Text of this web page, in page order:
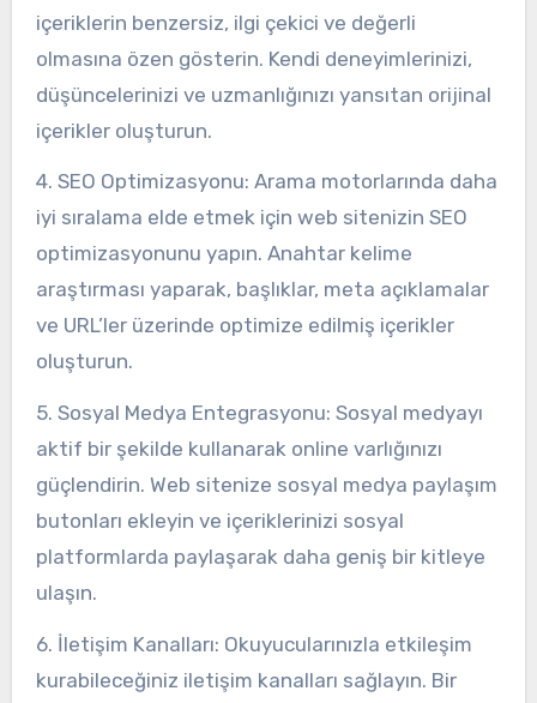
içeriklerin benzersiz, ilgi çekici ve değerli
olmasına özen gösterin. Kendi deneyimlerinizi,
düşüncelerinizi ve uzmanlığınızı yansıtan orijinal
içerikler oluşturun.
4. SEO Optimizasyonu: Arama motorlarında daha
iyi sıralama elde etmek için web sitenizin SEO
optimizasyonunu yapın. Anahtar kelime
araştırması yaparak, başlıklar, meta açıklamalar
ve URL’ler üzerinde optimize edilmiş içerikler
oluşturun.
5. Sosyal Medya Entegrasyonu: Sosyal medyayı
aktif bir şekilde kullanarak online varlığınızı
güçlendirin. Web sitenize sosyal medya paylaşım
butonları ekleyin ve içeriklerinizi sosyal
platformlarda paylaşarak daha geniş bir kitleye
ulaşın.
6. İletişim Kanalları: Okuyucularınızla etkileşim
kurabileceğiniz iletişim kanalları sağlayın. Bir